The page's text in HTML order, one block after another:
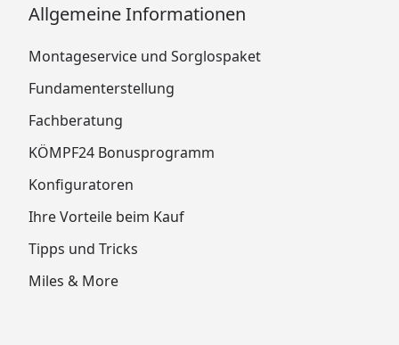
Allgemeine Informationen
Montageservice und Sorglospaket
Fundamenterstellung
Fachberatung
KÖMPF24 Bonusprogramm
Konfiguratoren
Ihre Vorteile beim Kauf
Tipps und Tricks
Miles & More